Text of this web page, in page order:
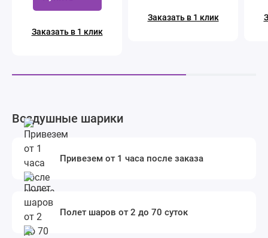
Заказать в 1 клик
Заказать в 1 клик
Воздушные шарики
Привезем от 1 часа после заказа
Полет шаров от 2 до 70 суток